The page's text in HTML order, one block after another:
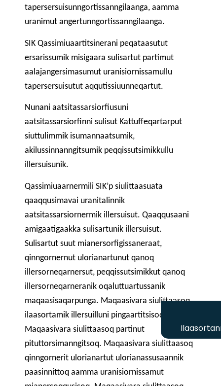
tapersersuisunngortissanngilaanga, aamma
uranimut angertunngortissanngilaanga.
SIK Qassimiuaartitsinerani peqataasutut
ersarissumik misigaara sulisartut partimut
aalajangersimasumut uranisiornissamullu
tapersersuisutut aqqutissiuunneqartut.
Nunani aatsitassarsiorfiusuni
aatsitassarsiorfinni sulisut Kattuffeqartarput
siuttulimmik isumannaatsumik,
akilussinnanngitsumik peqqissutsimikkullu
illersuisunik.
Qassimiuaarnermili SIK’p siulittaasuata
qaaqqusimavai uranitalinnik
aatsitassarsiornermik illersuisut. Qaaqqusaani
amigaatigaakka sulisartunik illersuisut.
Sulisartut suut mianersorfigissaneraat,
qinngornernut ulorianartunut qanoq
illersorneqarnersut, peqqissutsimikkut qanoq
illersorneqarneranik oqaluttuartussanik
maqaasisaqarpunga. Maqaasivara siulittaasoq
ilaasortamik illersuilluni pingaartitsisoq.
Maqaasivara siulittaasoq partinut
pituttorsimanngitsoq. Maqaasivara siulittaasoq
qinngornerit ulorianartut ulorianassusaannik
paasinnittoq aamma uranisiornissamut